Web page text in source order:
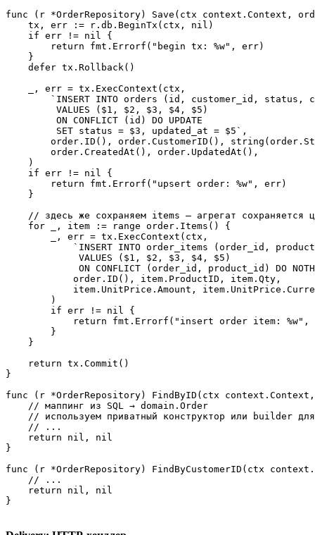
func (r *OrderRepository) Save(ctx context.Context,
    tx, err := r.db.BeginTx(ctx, nil)
    if err != nil {
        return fmt.Errorf("begin tx: %w", err)
    }
    defer tx.Rollback()
    _, err = tx.ExecContext(ctx,
`INSERT INTO orders (id, customer_id, status,
         VALUES ($1, $2, $3, $4, $5)
         ON CONFLICT (id) DO UPDATE
         SET status = $3, updated_at = $5`,
order.ID(), order.CustomerID(),
        order.CreatedAt(), order.UpdatedAt(),
    )
    if err != nil {
        return fmt.Errorf("upsert order: %w", err)
    }
// здесь же сохраняем items — агрегат сохраняется
    for _, item := range order.Items() {
        _, err = tx.ExecContext(ctx,
`INSERT INTO order_items (order_id,
             VALUES ($1, $2, $3, $4, $5)
ON CONFLICT (order_id, product_id) DO
            order.ID(), item.ProductID, item.Qty,
item.UnitPrice.Amount,
        )
        if err != nil {
return fmt.Errorf("insert order item: %w",
        }
    }
    return tx.Commit()
}
func (r *OrderRepository) FindByID(ctx
    // маппинг из SQL → domain.Order
// используем приватный конструктор или builder
    // ...
    return nil, nil
}
func (r *OrderRepository) FindByCustomerID(ctx
    // ...
    return nil, nil
}